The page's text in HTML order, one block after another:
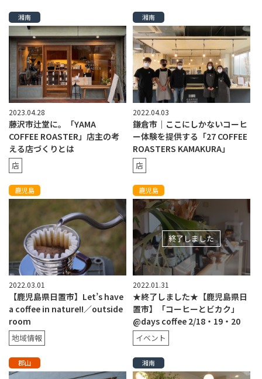
湘南
2023.04.28
藤沢市辻堂に。「YAMA
COFFEE ROASTER」店主の考
える店づくりとは
店
湘南
2022.04.03
鎌倉市｜ここにしかないコーヒ
ー体験を提供する「27 COFFEE
ROASTERS KAMAKURA」
店
鹿児島
2022.03.01
【鹿児島県日置市】Let’s have
a coffee in nature!!／outside
room
地域情報
鹿児島
終了しました
2022.01.31
★終了しました★【鹿児島県日
置市】「コーヒーとビカク」
@days coffee 2/18・19・20
イベント
郡山 湘南